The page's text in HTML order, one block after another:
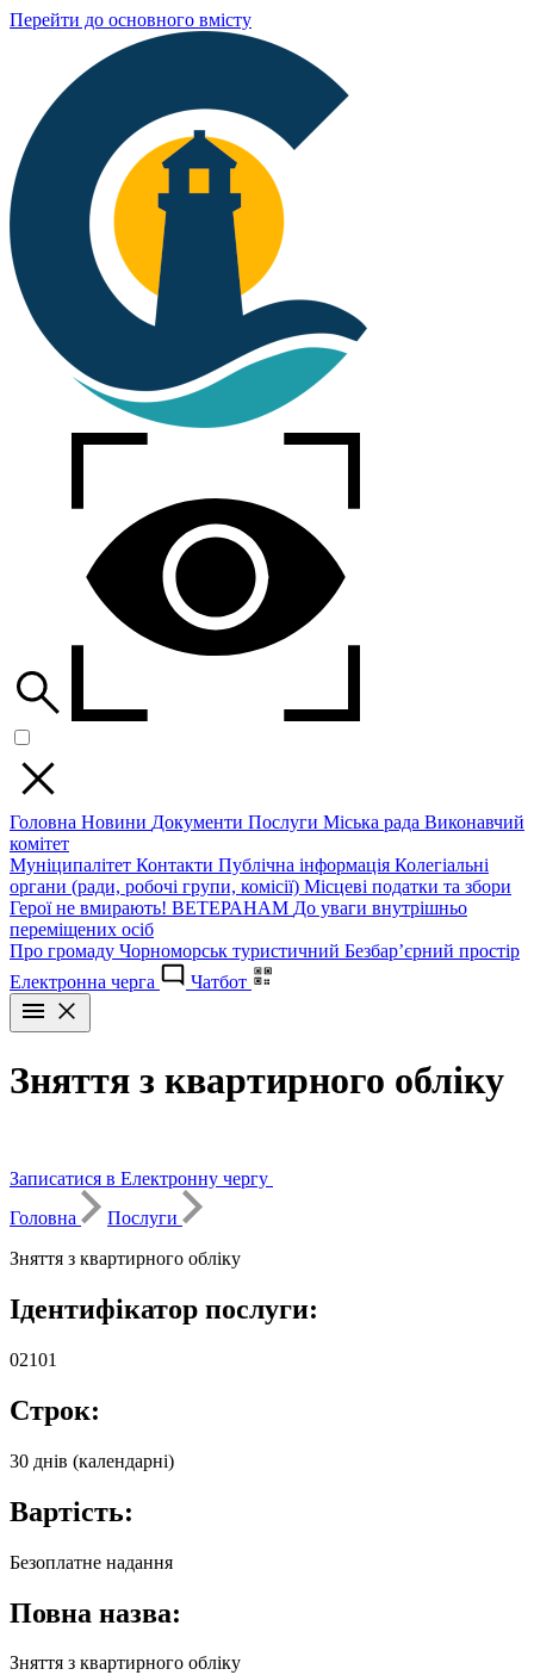
Перейти до основного вмісту
Головна Новини Документи Послуги Міська рада Виконавчий
комітет
Муніципалітет Контакти Публічна інформація Колегіальні
органи (ради, робочі групи, комісії) Місцеві податки та збори
Герої не вмирають! ВЕТЕРАНАМ До уваги внутрішньо
переміщених осіб
Про громаду Чорноморськ туристичний Безбар’єрний простір
Електронна черга
Чатбот
Зняття з квартирного обліку
Записатися в Електронну чергу
Головна
Послуги
Зняття з квартирного обліку
Ідентифікатор послуги:
02101
Строк:
30 днів (календарні)
Вартість:
Безоплатне надання
Повна назва:
Зняття з квартирного обліку